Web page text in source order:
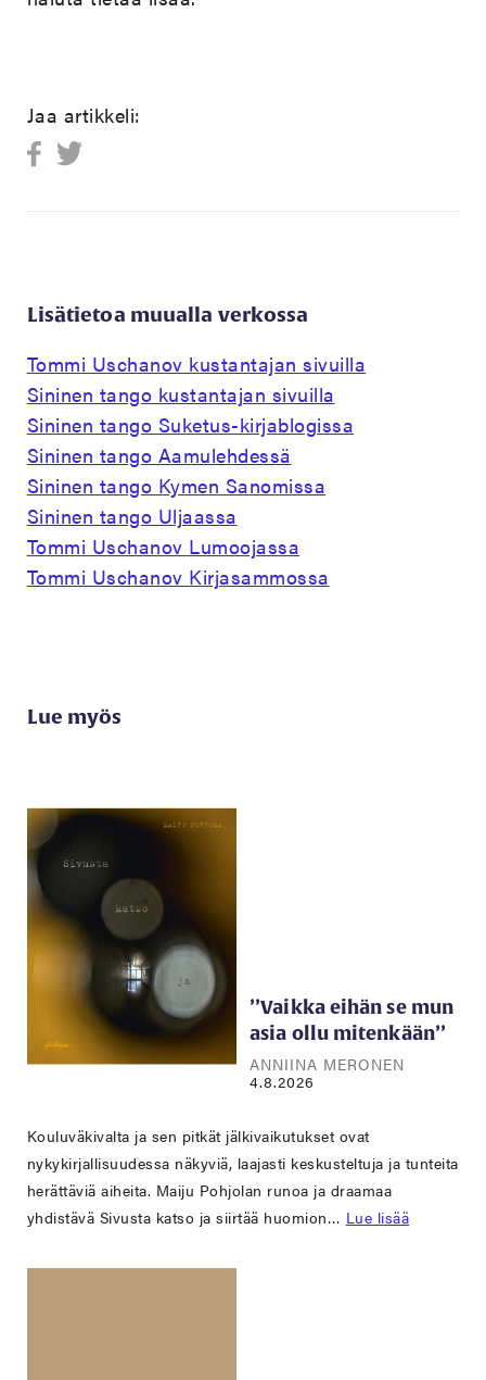
Jaa artikkeli:
Lisätietoa muualla verkossa
Tommi Uschanov kustantajan sivuilla
Sininen tango kustantajan sivuilla
Sininen tango Suketus-kirjablogissa
Sininen tango Aamulehdessä
Sininen tango Kymen Sanomissa
Sininen tango Uljaassa
Tommi Uschanov Lumoojassa
Tommi Uschanov Kirjasammossa
Lue myös
’’Vaikka eihän se mun
asia ollu mitenkään’’
ANNIINA MERONEN
4.8.2026
Kouluväkivalta ja sen pitkät jälkivaikutukset ovat
nykykirjallisuudessa näkyviä, laajasti keskusteltuja ja tunteita
herättäviä aiheita. Maiju Pohjolan runoa ja draamaa
yhdistävä Sivusta katso ja siirtää huomion… Lue lisää